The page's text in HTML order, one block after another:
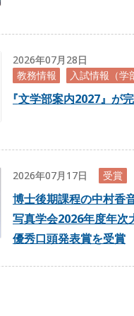
2026年07月28日
教務情報
入試情報（学
『文学部案内2027』が
2026年07月17日 受賞
博士後期課程の中村香
写真学会2026年度年次
優秀口頭発表賞を受賞